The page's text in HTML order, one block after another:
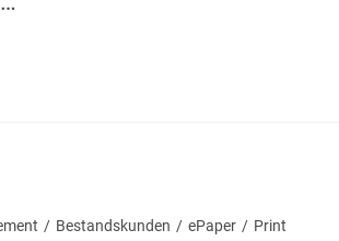
/ Bestandskunden / ePaper / Print